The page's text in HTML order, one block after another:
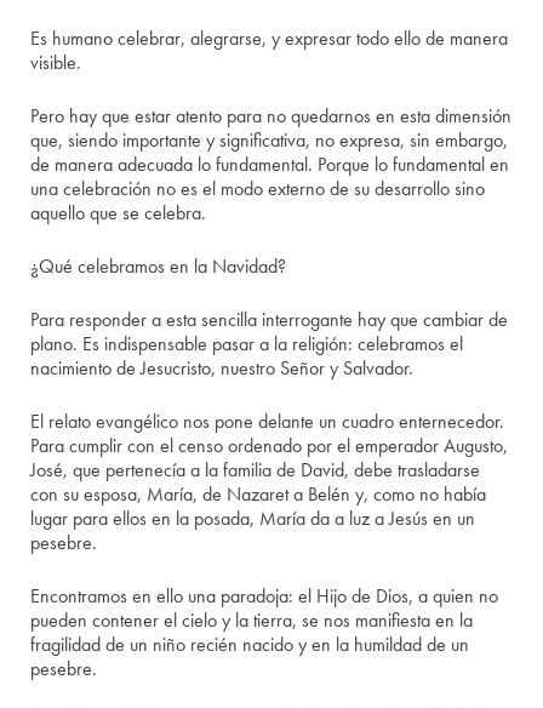
Es humano celebrar, alegrarse, y expresar todo ello de manera
visible.
Pero hay que estar atento para no quedarnos en esta dimensión
que, siendo importante y significativa, no expresa, sin embargo,
de manera adecuada lo fundamental. Porque lo fundamental en
una celebración no es el modo externo de su desarrollo sino
aquello que se celebra.
¿Qué celebramos en la Navidad?
Para responder a esta sencilla interrogante hay que cambiar de
plano. Es indispensable pasar a la religión: celebramos el
nacimiento de Jesucristo, nuestro Señor y Salvador.
El relato evangélico nos pone delante un cuadro enternecedor.
Para cumplir con el censo ordenado por el emperador Augusto,
José, que pertenecía a la familia de David, debe trasladarse
con su esposa, María, de Nazaret a Belén y, como no había
lugar para ellos en la posada, María da a luz a Jesús en un
pesebre.
Encontramos en ello una paradoja: el Hijo de Dios, a quien no
pueden contener el cielo y la tierra, se nos manifiesta en la
fragilidad de un niño recién nacido y en la humildad de un
pesebre.